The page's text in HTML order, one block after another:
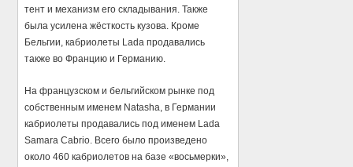
тент и механизм его складывания. Также
была усилена жёсткость кузова. Кроме
Бельгии, кабриолеты Lada продавались
также во Францию и Германию.
На французском и бельгийском рынке под
собственным именем Natasha, в Германии
кабриолеты продавались под именем Lada
Samara Cabrio. Всего было произведено
около 460 кабриолетов на базе «восьмерки»,